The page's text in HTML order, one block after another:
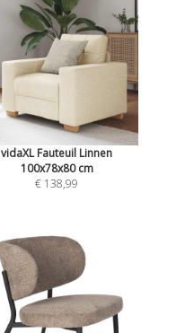
vidaXL Fauteuil Linnen
100x78x80 cm
€ 138,99